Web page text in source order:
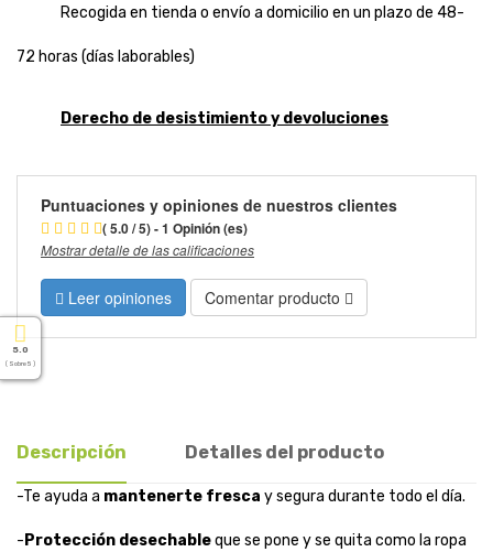
Recogida en tienda o envío a domicilio en un plazo de 48-
72 horas (días laborables)
Derecho de desistimiento y devoluciones
Puntuaciones y opiniones de nuestros clientes
( 5.0 / 5) - 1 Opinión (es)
Mostrar detalle de las calificaciones
Leer opiniones Comentar producto
Descripción Detalles del producto
-Te ayuda a mantenerte fresca y segura durante todo el día.
- Protección desechableque se pone y se quita como la ropa
5.0
( Sobre 5 )